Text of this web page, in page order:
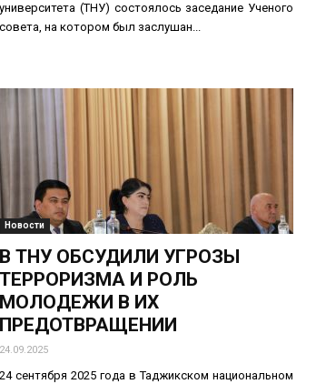
университета (ТНУ) состоялось заседание Ученого
совета, на котором был заслушан...
Новости
В ТНУ ОБСУДИЛИ УГРОЗЫ
ТЕРРОРИЗМА И РОЛЬ
МОЛОДЕЖИ В ИХ
ПРЕДОТВРАЩЕНИИ
24.09.2025
24 сентября 2025 года в Таджикском национальном